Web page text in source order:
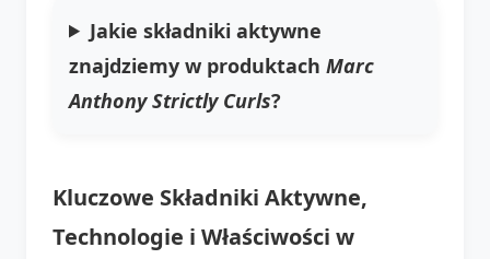
Jakie składniki aktywne
znajdziemy w produktach Marc
Anthony Strictly Curls?
Kluczowe Składniki Aktywne,
Technologie i Właściwości w